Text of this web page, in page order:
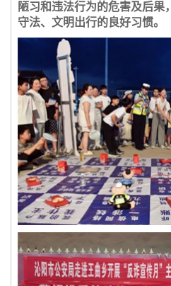
陋习和违法行为的危害及后果
守法、文明出行的良好习惯。